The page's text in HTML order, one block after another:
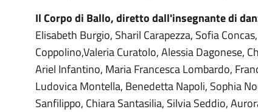
Il Corpo di Ballo, diretto dall'insegnante di
Elisabeth Burgio, Sharil Carapezza, Sofia
Coppolino,Valeria Curatolo, Alessia Dagonese,
Ariel Infantino, Maria Francesca Lombardo,
Ludovica Montella, Benedetta Napoli, Sophia
Sanfilippo, Chiara Santasilia, Silvia Seddio,